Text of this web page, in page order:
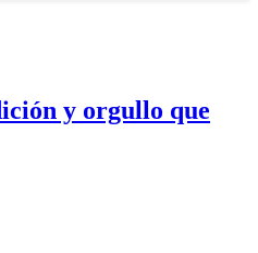
y orgullo que